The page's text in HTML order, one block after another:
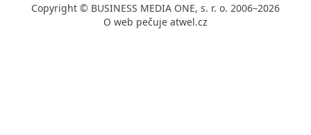
Copyright © BUSINESS MEDIA ONE, s. r. o. 2006–2026